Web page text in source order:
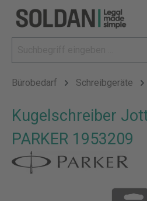
Bürobedarf Schreibgeräte
Kugelschreiber
PARKER 1953209